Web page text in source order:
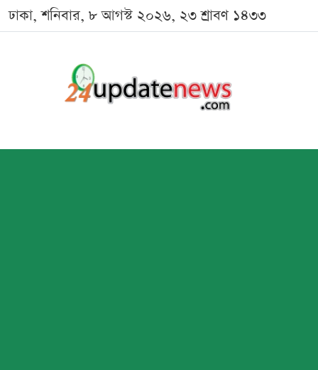
ঢাকা, শনিবার, ৮ আগস্ট ২০২৬, ২৩ শ্রাবণ ১৪৩৩